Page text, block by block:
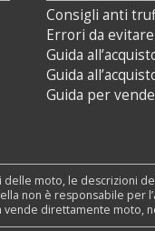
Consigli anti
Errori da evitare
Guida
Guida
Guida per
delle moto, le
non è responsabile
vende direttamente